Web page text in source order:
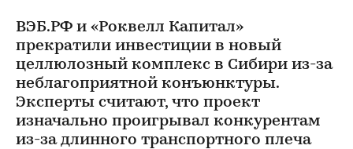
ВЭБ.РФ и «Роквелл Капитал»
прекратили инвестиции в новый
целлюлозный комплекс в Сибири из-за
неблагоприятной конъюнктуры.
Эксперты считают, что проект
изначально проигрывал конкурентам
из-за длинного транспортного плеча